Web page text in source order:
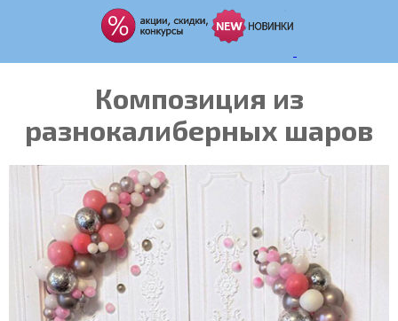
Композиция из
разнокалиберных шаров